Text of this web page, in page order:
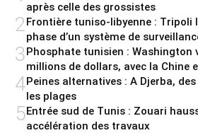
après celle des grossistes
2Frontière tuniso-libyenne : Tripoli
phase d’un système de
3Phosphate tunisien : Washington
millions de dollars, avec la Chine
4Peines alternatives : A Djerba,
les plages
5Entrée sud de Tunis : Zouari
accélération des travaux